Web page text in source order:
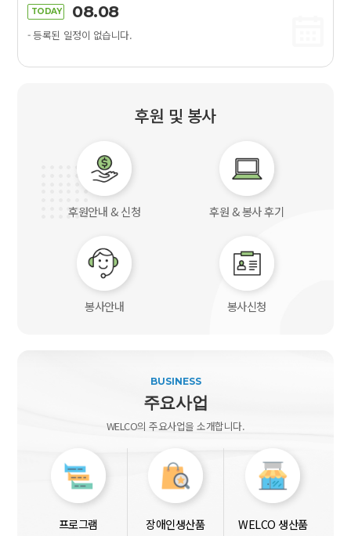
TODAY 08.08
- 등록된 일정이 없습니다.
후원 및 봉사
후원안내 & 신청 후원 & 봉사 후기
봉사안내 봉사신청
BUSINESS
주요사업
WELCO의 주요사업을 소개합니다.
프로그램 장애인생산품 WELCO 생산품